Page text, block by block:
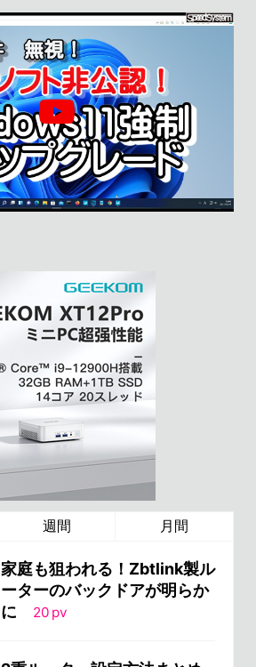
週間 月間
家庭も狙われる！Zbtlink製ル
ーターのバックドアが明らか
に
20 pv